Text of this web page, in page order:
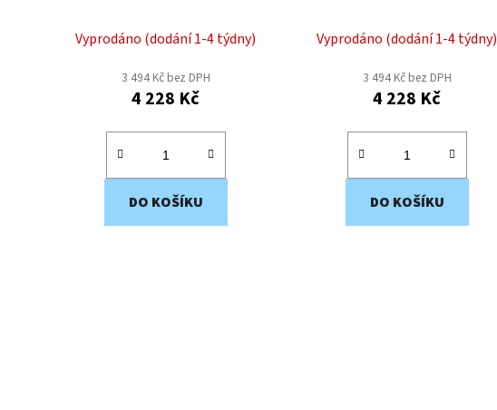
Vyprodáno (dodání 1-4 týdny)
3 494 Kč bez DPH
4 228 Kč
DO KOŠÍKU
Vyprodáno (dodání 1-4 týdny)
3 494 Kč bez DPH
4 228 Kč
DO KOŠÍKU